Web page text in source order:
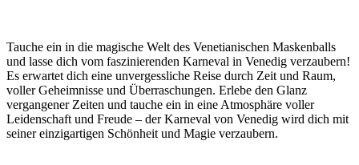
Tauche ein in die magische Welt des Venetianischen Maskenballs
und lasse dich vom faszinierenden Karneval in Venedig verzaubern!
Es erwartet dich eine unvergessliche Reise durch Zeit und Raum,
voller Geheimnisse und Überraschungen. Erlebe den Glanz
vergangener Zeiten und tauche ein in eine Atmosphäre voller
Leidenschaft und Freude – der Karneval von Venedig wird dich mit
seiner einzigartigen Schönheit und Magie verzaubern.